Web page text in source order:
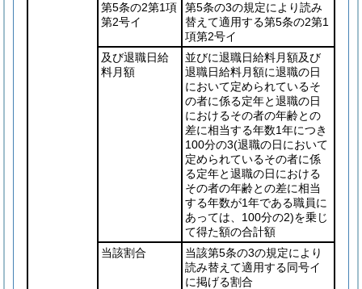
第5条の2第1項
第2号イ
第5条の3の規定により読み
替えて適用する第5条の2第1
項第2号イ
及び退職日給
料月額
並びに退職日給料月額及び
退職日給料月額に退職の日
において定められているそ
の者に係る定年と退職の日
におけるその者の年齢との
差に相当する年数1年につき
100分の3(退職の日において
定められているその者に係
る定年と退職の日における
その者の年齢との差に相当
する年数が1年である職員に
あっては、100分の2)を乗じ
て得た額の合計額
当該割合
当該第5条の3の規定により
読み替えて適用する同号イ
に掲げる割合